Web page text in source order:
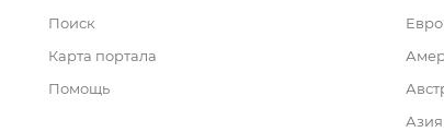
Поиск
Карта портала
Помощь
Азия